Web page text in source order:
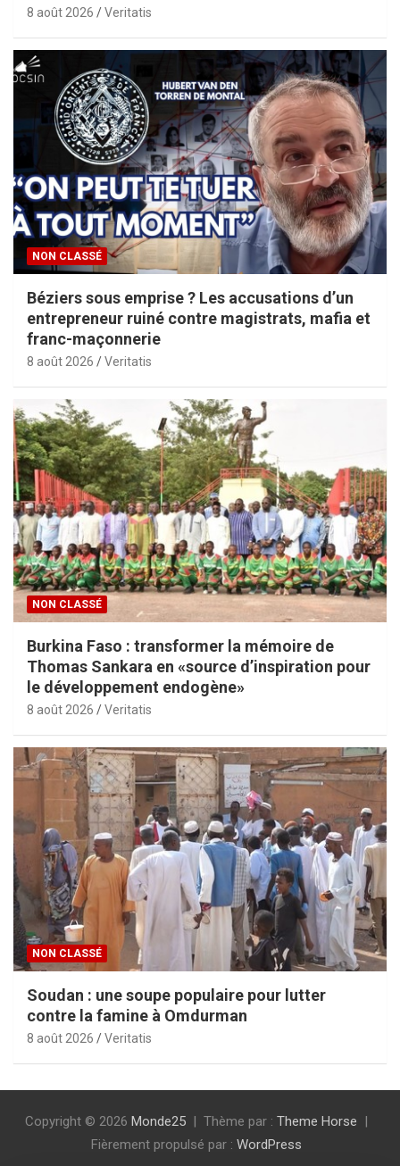
8 août 2026 Veritatis
NON CLASSÉ
Béziers sous emprise ? Les accusations d’un
entrepreneur ruiné contre magistrats, mafia et
franc-maçonnerie
8 août 2026 Veritatis
NON CLASSÉ
Burkina Faso : transformer la mémoire de
Thomas Sankara en «source d’inspiration pour
le développement endogène»
8 août 2026 Veritatis
NON CLASSÉ
Soudan : une soupe populaire pour lutter
contre la famine à Omdurman
8 août 2026 Veritatis
Copyright © 2026 Monde25 Thème par : Theme Horse
Fièrement propulsé par : WordPress